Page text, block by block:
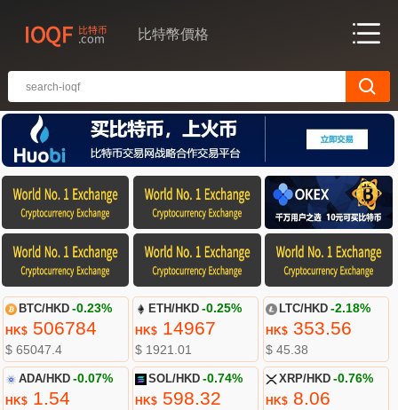
比特幣價格
BTC/HKD -0.23%
HK$506784
$ 65047.4
ETH/HKD -0.25%
HK$ 14967
$ 1921.01
LTC/HKD -2.18%
HK$353.56
$ 45.38
ADA/HKD -0.07%
HK$1.54
SOL/HKD -0.74%
HK$ 598.32
XRP/HKD -0.76%
HK$8.06